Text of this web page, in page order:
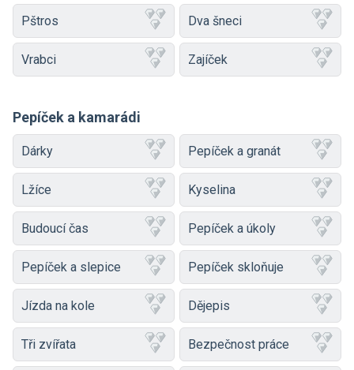
Pštros Dva šneci
Vrabci Zajíček
Pepíček a kamarádi
Dárky Pepíček a granát
Lžíce Kyselina
Budoucí čas Pepíček a úkoly
Pepíček a slepice Pepíček skloňuje
Jízda na kole Dějepis
Tři zvířata Bezpečnost práce